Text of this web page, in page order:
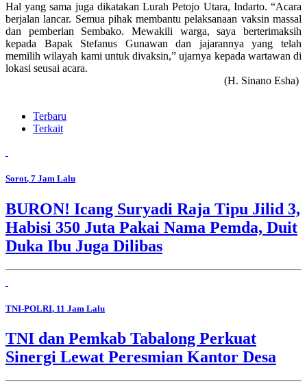
Hal yang sama juga dikatakan Lurah Petojo Utara, Indarto. “Acara
berjalan lancar. Semua pihak membantu pelaksanaan vaksin massal
dan pemberian Sembako. Mewakili warga, saya berterimaksih
kepada Bapak Stefanus Gunawan dan jajarannya yang telah
memilih wilayah kami untuk divaksin,” ujarnya kepada wartawan di
lokasi seusai acara.
(H. Sinano Esha)
Terbaru
Terkait
Sorot, 7 Jam Lalu
BURON! Icang Suryadi Raja Tipu Jilid 3,
Habisi 350 Juta Pakai Nama Pemda, Duit
Duka Ibu Juga Dilibas
TNI-POLRI, 11 Jam Lalu
TNI dan Pemkab Tabalong Perkuat
Sinergi Lewat Peresmian Kantor Desa